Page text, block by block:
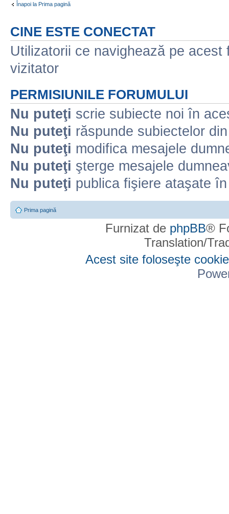
Înapoi la Prima pagină
CINE ESTE CONECTAT
Utilizatorii ce navighează pe
vizitator
PERMISIUNILE FORUMULUI
Nu puteţi scrie subiecte noi în
Nu puteţi răspunde subiectelor
Nu puteţi modifica mesajele
Nu puteţi şterge mesajele
Nu puteţi publica fişiere ataşate
Prima pagină
Furnizat de phpBB®
Translation/
Acest site foloseşte